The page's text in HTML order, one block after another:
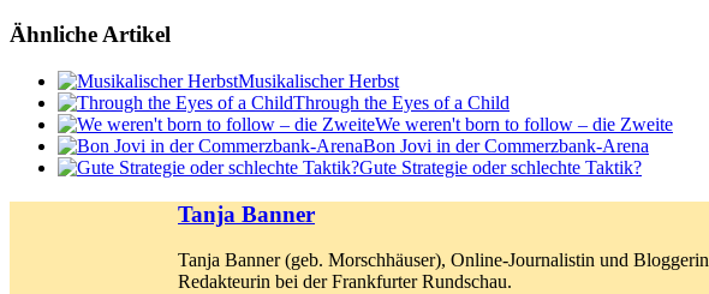
Ähnliche Artikel
Musikalischer Herbst
Through the Eyes of a Child
We weren't born to follow – die Zweite
Bon Jovi in der Commerzbank-Arena
Gute Strategie oder schlechte Taktik?
Tanja Banner
Tanja Banner (geb. Morschhäuser), Online-Journalistin und
Redakteurin bei der Frankfurter Rundschau.